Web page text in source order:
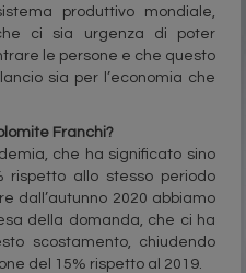
produttivo mondiale,
ci sia urgenza di poter
le persone e che questo
sia per l’economia che
Franchi?
che ha significato sino
rispetto allo stesso periodo
dall’autunno 2020 abbiamo
della domanda, che ci ha
scostamento, chiudendo
del 15% rispetto al 2019.